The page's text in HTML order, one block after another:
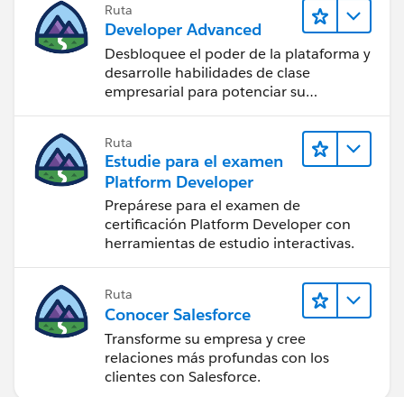
Ruta
Developer Advanced
Desbloquee el poder de la plataforma y
desarrolle habilidades de clase
empresarial para potenciar su
trayectoria profesional como
Ruta
Estudie para el examen
Platform Developer
Prepárese para el examen de
certificación Platform Developer con
herramientas de estudio interactivas.
Ruta
Conocer Salesforce
Transforme su empresa y cree
relaciones más profundas con los
clientes con Salesforce.